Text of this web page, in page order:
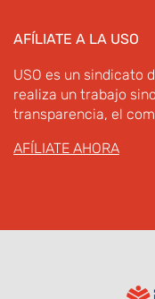
AFÍLIATE A LA USO
USO es un sindicato
realiza un trabajo
transparencia, el
AFÍLIATE AHORA